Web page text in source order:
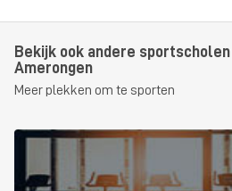
Bekijk ook andere
Amerongen
Meer plekken om te sporten